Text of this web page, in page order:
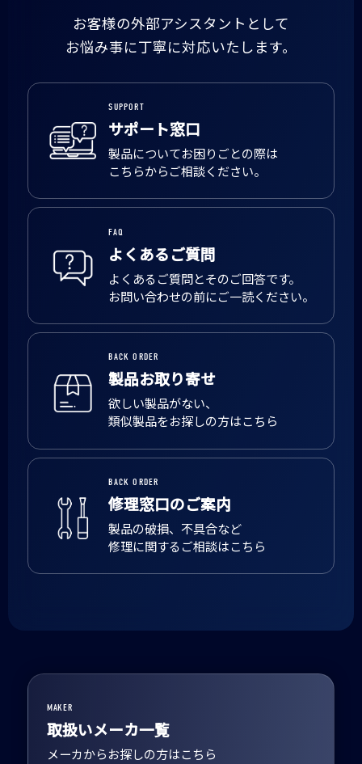
お客様の外部アシスタントとして
お悩み事に丁寧に対応いたします。
SUPPORT
サポート窓口
製品についてお困りごとの際は
こちらからご相談ください。
FAQ
よくあるご質問
よくあるご質問とそのご回答です。
お問い合わせの前にご一読ください。
BACK ORDER
製品お取り寄せ
欲しい製品がない、
類似製品をお探しの方はこちら
BACK ORDER
修理窓口のご案内
製品の破損、不具合など
修理に関するご相談はこちら
MAKER
取扱いメーカ一覧
メーカからお探しの方はこちら